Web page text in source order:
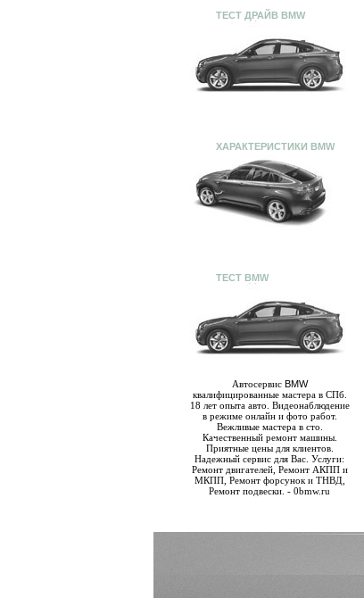
ТЕСТ ДРАЙВ BMW
ХАРАКТЕРИСТИКИ BMW
ТЕСТ BMW
Автосервис BMW
квалифицированные мастера в СПб.
18 лет опыта авто. Видеонаблюдение
в режиме онлайн и фото работ.
Вежливые мастера в сто.
Качественный ремонт машины.
Приятные цены для клиентов.
Надежный сервис для Вас. Услуги:
Ремонт двигателей, Ремонт АКПП и
МКПП, Ремонт форсунок и ТНВД,
Ремонт подвески. - 0bmw.ru